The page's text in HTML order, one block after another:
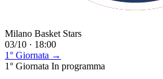
Milano Basket Stars
03/10 · 18:00
1° Giornata →
1° Giornata In programma